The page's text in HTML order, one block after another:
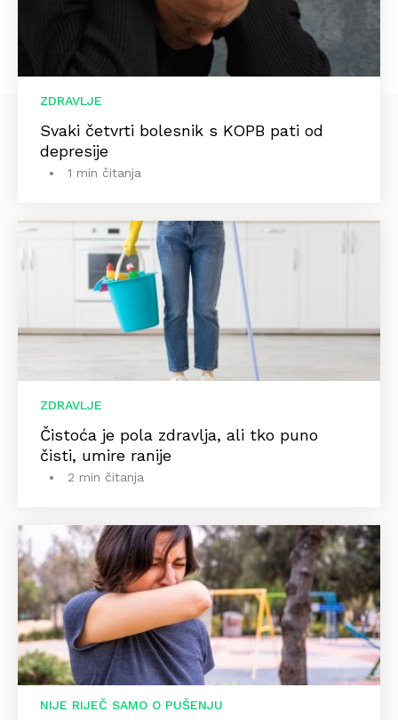
ZDRAVLJE
Svaki četvrti bolesnik s KOPB pati od
depresije
1 min čitanja
ZDRAVLJE
Čistoća je pola zdravlja, ali tko puno
čisti, umire ranije
2 min čitanja
NIJE RIJEČ SAMO O PUŠENJU